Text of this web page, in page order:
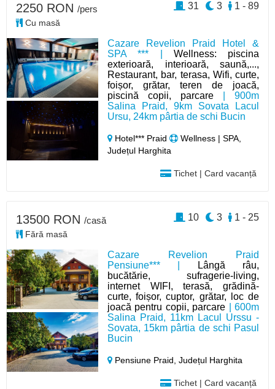
Cazare Revelion Praid Hotel &
SPA *** | Wellness: piscina
exterioară, interioară, saună,...,
Restaurant, bar, terasa, Wifi, curte,
foișor, grătar, teren de joacă,
piscină copii, parcare | 900m
Salina Praid, 9km Sovata Lacul
Ursu, 24km pârtia de schi Bucin
Hotel*** Praid
Wellness | SPA,
Județul Harghita
Tichet | Card vacanță
2250 RON /pers
Cu masă
1 - 89
3
31
Cazare Revelion Praid
Pensiune*** |
Lângă râu,
bucătărie, sufragerie-living,
internet WIFI, terasă, grădină-
curte, foișor, cuptor, grătar, loc de
joacă pentru copii, parcare | 600m
Salina Praid, 11km Lacul Urssu -
Sovata, 15km pârtia de schi Pasul
Bucin
Pensiune Praid,Județul Harghita
Tichet | Card vacanță
13500 RON /casă
Fără masă
1 - 25
3
10